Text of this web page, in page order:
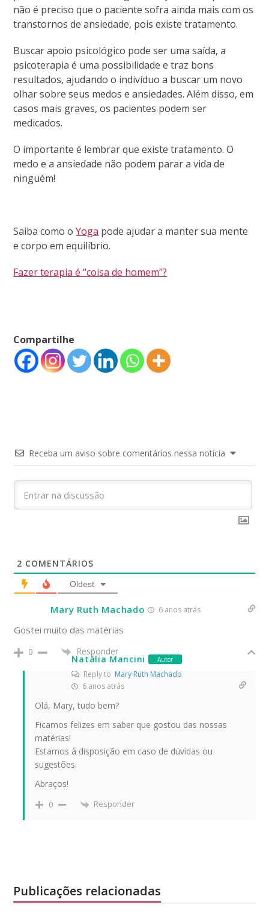
não é preciso que o paciente sofra ainda mais com os
transtornos de ansiedade, pois existe tratamento.
Buscar apoio psicológico pode ser uma saída, a
psicoterapia é uma possibilidade e traz bons
resultados, ajudando o indivíduo a buscar um novo
olhar sobre seus medos e ansiedades. Além disso, em
casos mais graves, os pacientes podem ser
medicados.
O importante é lembrar que existe tratamento. O
medo e a ansiedade não podem parar a vida de
ninguém!
Saiba como oYoga pode ajudar a manter sua mente
e corpo em equilíbrio.
Fazer terapia é “coisa de homem”?
Compartilhe
Receba um aviso sobre comentários nessa notícia
2 COMENTÁRIOS
Oldest
Mary Ruth Machado 6 anos atrás
Gostei muito das matérias
0 Responder
Natália Mancini Autor
Reply toMary Ruth Machado
6 anos atrás
Olá, Mary, tudo bem?
Ficamos felizes em saber que gostou das nossas
matérias!
Estamos à disposição em caso de dúvidas ou
sugestões.
Abraços!
0 Responder
Publicações relacionadas